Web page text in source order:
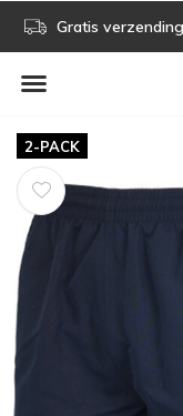
vanaf € 50
2-PACK